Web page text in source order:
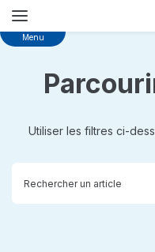
Skip
Menu
Utiliser les filtres ci-